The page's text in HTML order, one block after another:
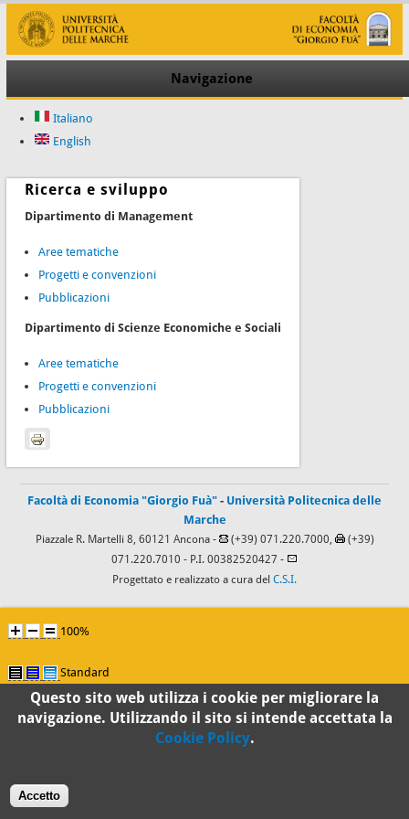
Navigazione
Italiano
English
Ricerca e sviluppo
Dipartimento di Management
Aree tematiche
Progetti e convenzioni
Pubblicazioni
Dipartimento di Scienze Economiche e Sociali
Aree tematiche
Progetti e convenzioni
Pubblicazioni
Facoltà di Economia "Giorgio Fuà" - Università Politecnica delle
Marche
Piazzale R. Martelli 8, 60121 Ancona - (+39) 071.220.7000,
(+39)
071.220.7010 - P.I. 00382520427 -
Progettato e realizzato a cura del C.S.I.
100%
Standard
Questo sito web utilizza i cookie per migliorare la
navigazione. Utilizzando il sito si intende accettata la
Cookie Policy.
Accetto